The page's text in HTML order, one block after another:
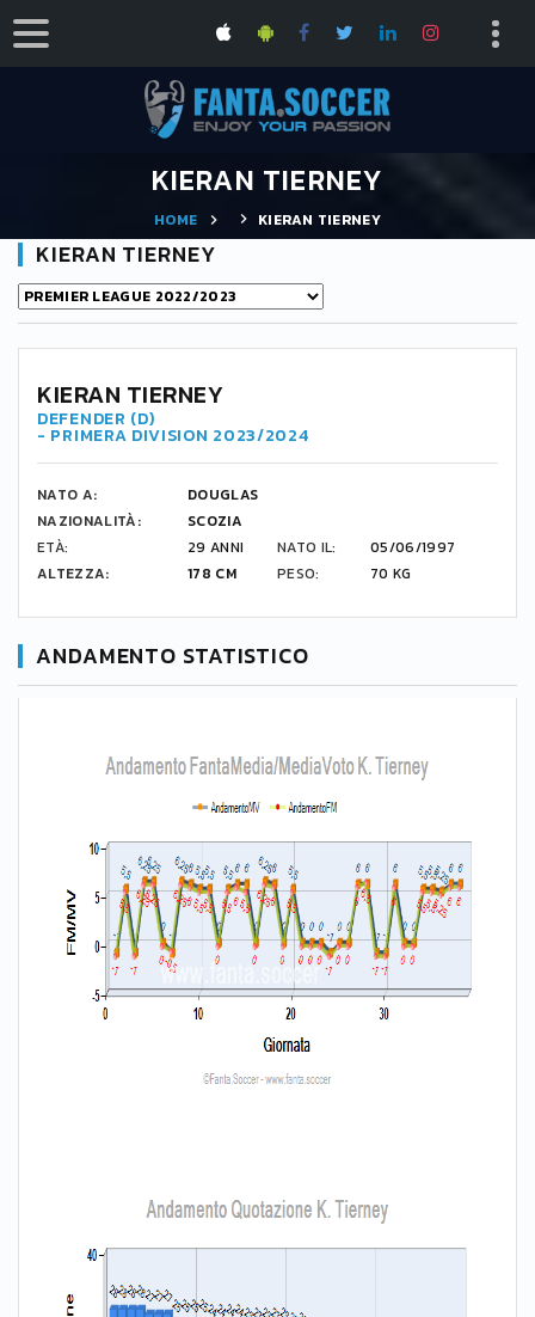
KIERAN TIERNEY
HOME KIERAN TIERNEY
KIERAN TIERNEY
17
KIERAN TIERNEY
DEFENDER (D)
- PRIMERA DIVISION 2023/2024
NATO A:
DOUGLAS
NAZIONALITÀ:
SCOZIA
ETÀ:
29 ANNI NATO IL:
05/06/1997
ALTEZZA:
178 CM PESO: 70 KG
ANDAMENTO STATISTICO